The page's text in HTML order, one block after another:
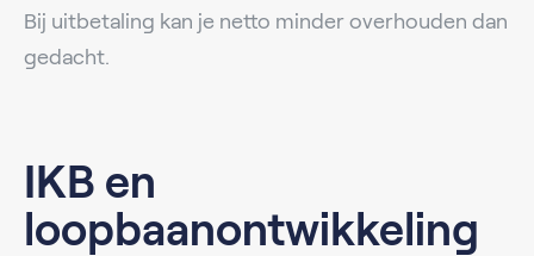
Bij uitbetaling kan je netto minder overhouden dan
gedacht.
IKB en
loopbaanontwikkeling